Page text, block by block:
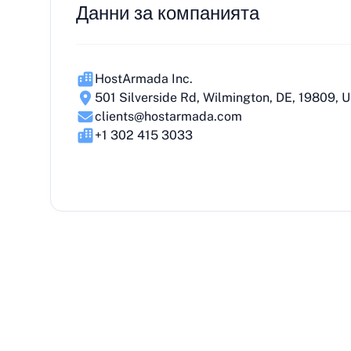
Данни за компанията
HostArmada Inc.
501 Silverside Rd, Wilmington, DE, 19809,
clients@hostarmada.com
+1 302 415 3033